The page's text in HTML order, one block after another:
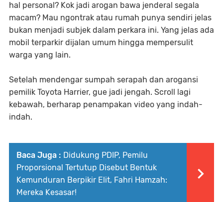
hal personal? Kok jadi arogan bawa jenderal segala
macam? Mau ngontrak atau rumah punya sendiri jelas
bukan menjadi subjek dalam perkara ini. Yang jelas ada
mobil terparkir dijalan umum hingga mempersulit
warga yang lain.
Setelah mendengar sumpah serapah dan arogansi
pemilik Toyota Harrier, gue jadi jengah. Scroll lagi
kebawah, berharap penampakan video yang indah-
indah.
Baca Juga : Didukung PDIP, Pemilu
Proporsional Tertutup Disebut Bentuk
Kemunduran Berpikir Elit, Fahri Hamzah:
Mereka Kesasar!